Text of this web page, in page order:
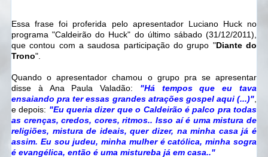
Essa frase foi proferida pelo apresentador Luciano Huck no
programa "Caldeirão do Huck" do último sábado (31/12/2011),
que contou com a saudosa participação do grupo "Diante do
Trono".
Quando o apresentador chamou o grupo pra se apresentar
disse à Ana Paula Valadão: "Há tempos que eu tava
ensaiando pra ter essas grandes atrações gospel aqui (...)"
e depois: "Eu queria dizer que o Caldeirão é palco pra todas
as crenças, credos, cores, ritmos.. Isso aí é uma mistura de
religiões, mistura de ideais, quer dizer, na minha casa já é
assim. Eu sou judeu, minha mulher é católica, minha sogra
é evangélica, então é uma mistureba já em casa.."